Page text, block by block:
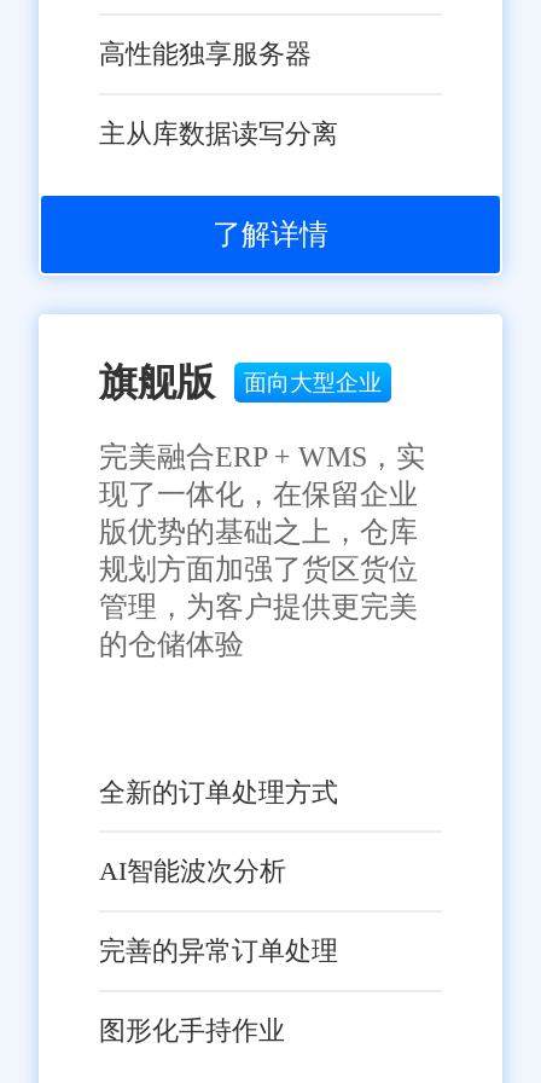
报价是一个相对复杂且灵活的系
在选择服务时，应充分了解报价
求和预算情况进行综合考虑。通
过与旺店通的沟通和协商，选择
化。相信在旺店通的助力下，郑
州的电商企业将能够迎来更加广
阔的发展前景。
免责声明：本网站尽可能确保发布信息的准确性与可靠性，但不能
保证其完全无误，请您在阅读本网站内容时自行判断真实性，本网
容，包括但不限于文字、图片、标识、广告、商标、域名等，除特
别标明外，均来源于网络，知识产权归原作者或原出处所有。任何
单位或个人认为本网站中的网页或链接内容可能存在不实内容或涉
嫌侵犯知识产权时，请及时与我们联系，并提供身份证明、权属证
明及详细不实或侵权情况证明，我们将尽快处理。
高性能独享服务器
主从库数据读写分离
了解详情
旗舰版 面向大型企业
完美融合ERP + WMS，实
现了一体化，在保留企业
版优势的基础之上，仓库
规划方面加强了货区货位
管理，为客户提供更完美
的仓储体验
全新的订单处理方式
AI智能波次分析
完善的异常订单处理
图形化手持作业